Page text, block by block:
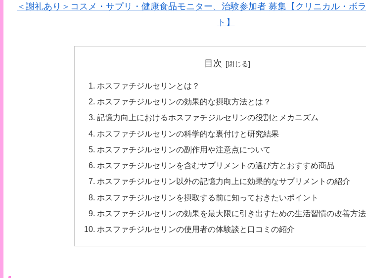
＜謝礼あり＞コスメ・サプリ・健康食品モニター、治験参加者 募集【クリニカル・ボ
ト】
目次
ホスファチジルセリンとは？
ホスファチジルセリンの効果的な摂取方法とは？
記憶力向上におけるホスファチジルセリンの役割とメカニズム
ホスファチジルセリンの科学的な裏付けと研究結果
ホスファチジルセリンの副作用や注意点について
ホスファチジルセリンを含むサプリメントの選び方とおすすめ商品
ホスファチジルセリン以外の記憶力向上に効果的なサプリメントの紹介
ホスファチジルセリンを摂取する前に知っておきたいポイント
ホスファチジルセリンの効果を最大限に引き出すための生活習慣の改善方法
ホスファチジルセリンの使用者の体験談と口コミの紹介